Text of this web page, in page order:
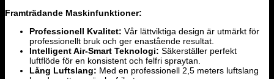
Framträdande Maskinfunktioner:
Professionell Kvalitet: Vår lättviktiga design är utmärkt för
professionellt bruk och ger enastående resultat.
Intelligent Air-Smart Teknologi: Säkerställer perfekt
luftflöde för en konsistent och felfri spraytan.
Lång Luftslang: Med en professionell 2,5 meters luftslang